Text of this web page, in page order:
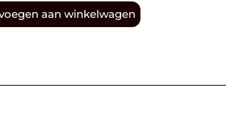
aan winkelwagen